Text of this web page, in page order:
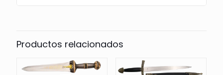
Productos relacionados